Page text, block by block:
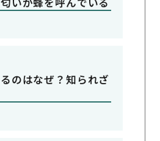
のはなぜ？知られざ